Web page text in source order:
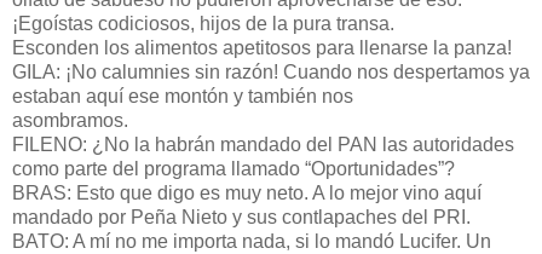
¡Egoístas codiciosos, hijos de la pura transa.
Esconden los alimentos apetitosos para llenarse la panza!
GILA: ¡No calumnies sin razón! Cuando nos despertamos ya
estaban aquí ese montón y también nos
asombramos.
FILENO: ¿No la habrán mandado del PAN las autoridades
como parte del programa llamado “Oportunidades”?
BRAS: Esto que digo es muy neto. A lo mejor vino aquí
mandado por Peña Nieto y sus contlapaches del PRI.
BATO: A mí no me importa nada, si lo mandó Lucifer. Un